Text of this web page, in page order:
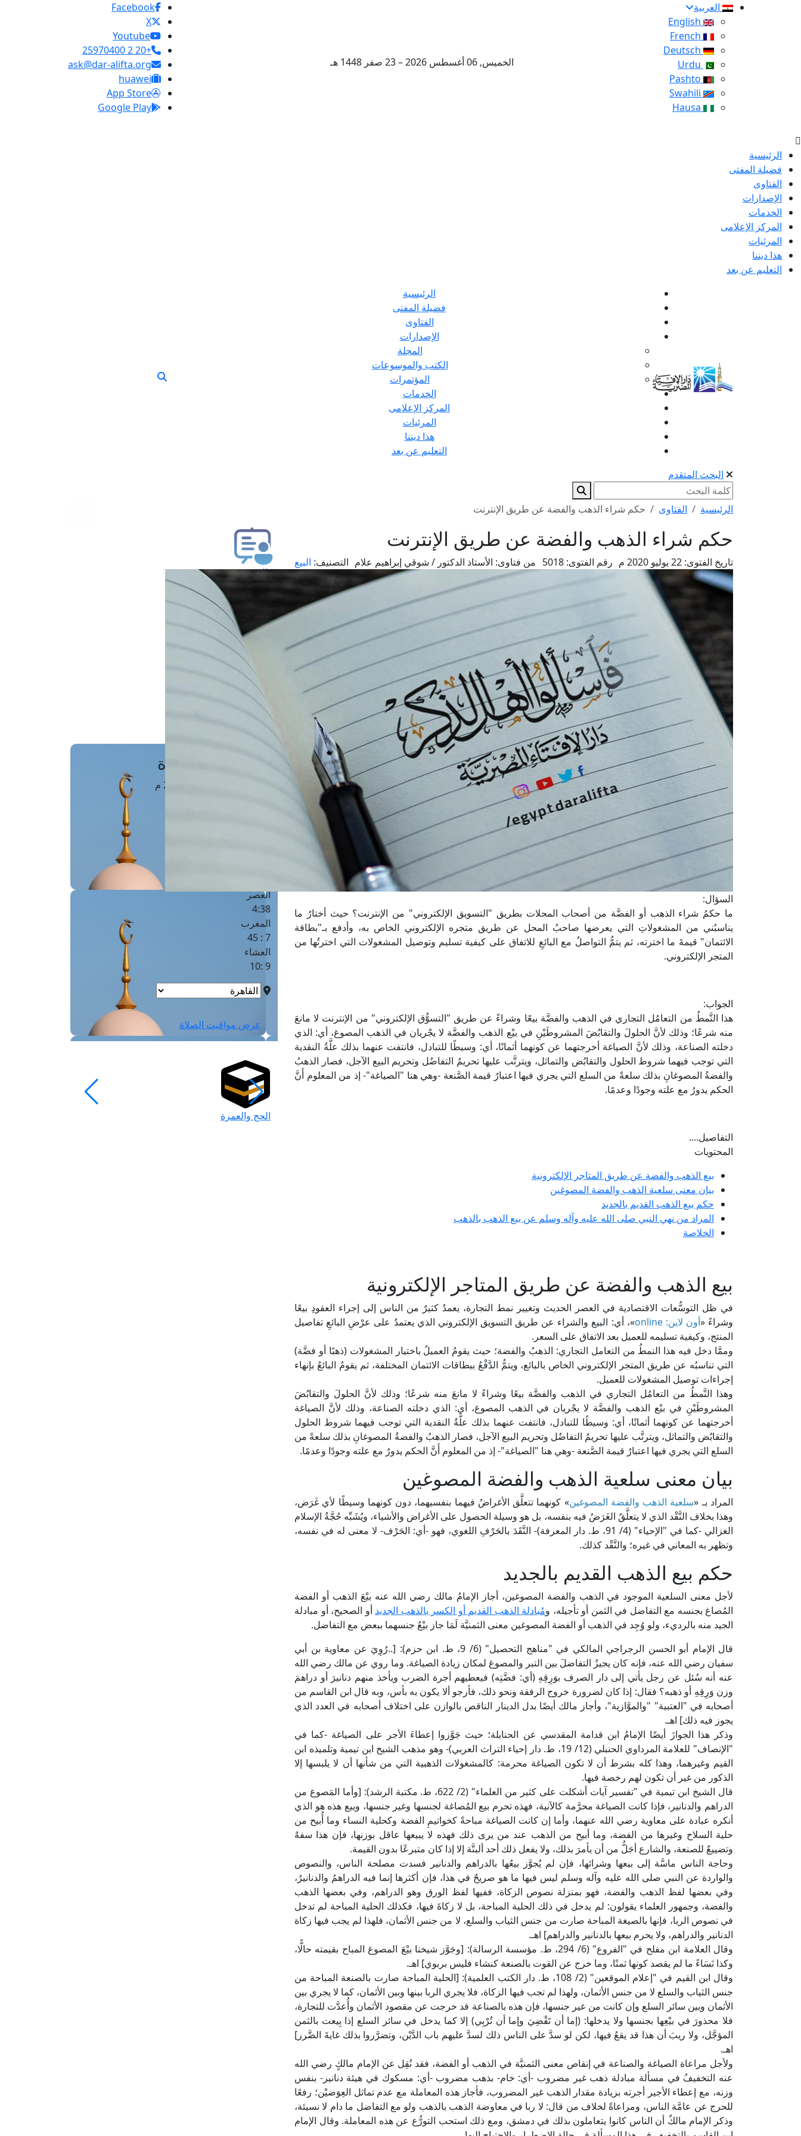
العربية
الخميس, 06 أغسطس 2026 – 23 صفر 1448 هـ
Facebook
X
Youtube
+20 2 25970400
ask@dar-alifta.org
huawei
App Store
Google Play
الرئيسية
فضيلة المفتى
الفتاوى
الإصدارات
الخدمات
المركز الإعلامى
المرئيات
هذا ديننا
التعليم عن بعد
الرئيسية
فضيلة المفتى
الفتاوى
الإصدارات
المجلة
الكتب والموسوعات
المؤتمرات
الخدمات
المركز الإعلامى
المرئيات
هذا ديننا
التعليم عن بعد
البحث المتقدم
الرئيسية الفتاوى حكم شراء الذهب والفضة عن طريق الإنترنت
حكم شراء الذهب والفضة عن طريق الإنترنت
تاريخ الفتوى: رقم الفتوى: 5018 من فتاوى: الأستاذ الدكتور / شوقي إبراهيم علام التصنيف: البيع
السؤال:
ما حكمُ شراء الذهب أو الفضَّة من أصحاب المحلات بطريق "التسويق الإلكتروني" من الإنترنت؟ حيث أختارُ ما
يناسبُني من المشغولاتِ التي يعرضها صاحبُ المحل عن طريق متجره الإلكتروني الخاص به، وأدفع بـ"بطاقة
الائتمان" قيمةَ ما اخترته، ثم يتمُّ التواصلُ مع البائعِ للاتفاق على كيفية تسليم وتوصيل المشغولات التي اخترتُها من
المتجر الإلكتروني.
الجواب:
هذا النَّمطُ من التعامُل التجاري في الذهب والفضَّة بيعًا وشراءً عن طريق "التسوُّق الإلكتروني" من الإنترنت لا مانعَ
منه شرعًا؛ وذلك لأنَّ الحلولَ والتقابُضَ المشروطَيْنِ في بيْع الذهب والفضَّة لا يجْريان في الذهب المصوغ، أي: الذي
دخلته الصناعة، وذلك لأنَّ الصياغة أخرجتهما عن كونهما أثمانًا، أي: وسيطًا للتبادل، فانتفت عنهما بذلك علَّةُ النقدية
التي توجب فيهما شروط الحلول والتقابُض والتماثل، ويترتَّب عليها تحريمُ التفاضُل وتحريم البيع الآجل، فصار الذهبُ
والفضةُ المصوغانِ بذلك سلعةً من السلع التي يجري فيها اعتبارُ قيمة الصَّنعة -وهي هنا "الصياغة"- إذ من المعلوم أَنَّ
الحكم يدورُ مع علته وجودًا وعدمًا.
التفاصيل....
المحتويات
بيع الذهب والفضة عن طريق المتاجر الإلكترونية
بيان معنى سلعية الذهب والفضة المصوغين
حكم بيع الذهب القديم بالجديد
المراد من نهي النبي صلى الله عليه وآله وسلم عن بيع الذهب بالذهب
الخلاصة
بيع الذهب والفضة عن طريق المتاجر الإلكترونية
في ظل التوسُّعات الاقتصادية في العصر الحديث وتغيير نمط التجارة، يعمدُ كثيرٌ من الناس إلى إجراء العقودِ بيعًا
وشراءً «أون لاين: online
»، أي: البيع والشراء عن طريق التسويق الإلكتروني الذي يعتمدُ على عرْضِ البائعِ تفاصيل
المنتج، وكيفية تسليمه للعميل بعد الاتفاق على السعر.
وممَّا دخل فيه هذا النمطُ من التعامل التجاري: الذهبُ والفضة؛ حيث يقومُ العميلُ باختيار المشغولات (ذهبًا أو فضَّة)
التي تناسبُه عن طريق المتجر الإلكتروني الخاص بالبائع، ويتمُّ الدَّفْعُ ببطاقات الائتمان المختلفة، ثم يقومُ البائعُ بإنهاء
إجراءات توصيل المشغولات للعميل.
وهذا النَّمطُ من التعامُل التجاري في الذهب والفضَّة بيعًا وشراءً لا مانعَ منه شرعًا؛ وذلك لأنَّ الحلولَ والتقابُضَ
المشروطَيْنِ في بيْع الذهب والفضَّة لا يجْريان في الذهب المصوغ، أي: الذي دخلته الصناعة، وذلك لأنَّ الصياغة
أخرجتهما عن كونهما أثمانًا، أي: وسيطًا للتبادل، فانتفت عنهما بذلك علَّةُ النقدية التي توجب فيهما شروط الحلول
والتقابُض والتماثل، ويترتَّب عليها تحريمُ التفاضُل وتحريم البيع الآجل، فصار الذهبُ والفضةُ المصوغانِ بذلك سلعةً من
السلع التي يجري فيها اعتبارُ قيمة الصَّنعة -وهي هنا "الصياغة"- إذ من المعلوم أَنَّ الحكم يدورُ مع علته وجودًا وعدمًا.
بيان معنى سلعية الذهب والفضة المصوغين
المراد بـ «سلعية الذهب والفضة المصوغين» كونهما تتعلَّق الأغراضُ فيهما بنفسيهما، دون كونهما وسيطًا لأي غَرَض،
وهذا بخلاف النَّقْد الذي لا يتعلَّقُ الغَرَضُ فيه بنفسه، بل هو وسيلة الحصول على الأغراض والأشياء، ويُشَبِّه حُجَّةُ الإسلام
الغزالي -كما في "الإحياء" (4/ 91، ط. دار المعرفة)- النَّقَدَ بالحَرْفِ اللغوي، فهو -أي: الحَرْف- لا معنى له في نفسه،
وتظهر به المعاني في غيره؛ والنَّقْد كذلك.
حكم بيع الذهب القديم بالجديد
لأجل معنى السلعية الموجود في الذهب والفضة المصوغين، أجاز الإمامُ مالك رضي الله عنه بيْعَ الذهب أو الفضة
المُصاغ بجنسه مع التفاضل في الثمن أو تأجيله، ومُبادلة الذهب القديم أو الكسر بالذهب الجديد أو الصحيح، أو مبادلة
الجيد منه بالرديء، ولو وُجِد في الذهب أو الفضة المصوغين معنى الثمنيَّة لَمَا جاز بيْعُ جنسهما ببعض مع التفاضل.
قال الإمام أبو الحسن الرجراجي المالكي في "مناهج التحصيل" (6/ 9، ط. ابن حزم): [..رُوِيَ عن معاوية بن أبي
سفيان رضي الله عنه، فإنه كان يجيزُ التفاضلَ بين التبر والمصوغ لمكان زيادة الصياغة. وما روي عن مالك رضي الله
عنه أنه سُئل عن رجل يأتي إلى دار الصرف بوَرِقِهِ (أي: فضَّتِه) فيعطيهم أجرة الضرب ويأخذ منهم دنانيرَ أو دراهمَ
وزن وَرِقِهِ أو ذهبه؟ فقال: إذا كان لضرورة خروج الرفقة ونحو ذلك، فأرجو ألا يكون به بأس، وبه قال ابن القاسم من
أصحابه في "العتبية" "والموَّازية"، وأجاز مالك أيضًا بدل الدينار الناقص بالوازن على اختلاف أصحابه في العدد الذي
يجوز فيه ذلك] اهـ.
وذكر هذا الجوازَ أيضًا الإمامُ ابن قدامة المقدسي عن الحنابلة؛ حيث جَوَّزوا إعطاءَ الأجر على الصياغة -كما في
"الإنصاف" للعلامة المرداوي الحنبلي (12/ 19، ط. دار إحياء التراث العربي)- وهو مذهب الشيخ ابن تيمية وتلميذه ابن
القيم وغيرهما، وهذا كله بشرط أن لا تكون الصياغة محرمة: كالمشغولات الذهبية التي من شأنها أن لا يلبسها إلا
الذكور من غير أن تكون لهم رخصة فيها.
قال الشيخ ابن تيمية في "تفسير آيات أشكلت على كثير من العلماء" (2/ 622، ط. مكتبة الرشد): [وأما المَصوغ من
الدراهم والدنانير، فإذا كانت الصياغة محرَّمة كالآنية، فهذه تحرم بيع المُصاغة لجنسها وغير جنسها، وبيع هذه هو الذي
أنكره عبادة على معاوية رضي الله عنهما، وأما إن كانت الصياغة مباحةً كخواتيمِ الفضة وكحلية النساء وما أُبيح من
حلية السلاح وغيرها من الفضة، وما أبيح من الذهب عند من يرى ذلك فهذه لا يبيعها عاقل بوزنها، فإن هذا سفهٌ
وتضييعٌ للصنعة، والشارع أجَلُّ من أن يأمرَ بذلك، ولا يفعل ذلك أحد ألبتَّة إلا إذا كان متبرعًا بدون القيمة.
وحاجة الناس ماسَّة إلى بيعها وشرائها، فإن لم يُجوَّز بيعُها بالدراهم والدنانير فسدت مصلحة الناس، والنصوص
والواردة عن النبي صلى الله عليه وآله وسلم ليس فيها ما هو صريحٌ في هذا، فإن أكثرها إنما فيه الدراهمُ والدنانيرُ،
وفي بعضها لفظ الذهب والفضة، فهو بمنزلة نصوص الزكاة، ففيها لفظ الورق وهو الدراهم، وفي بعضها الذهب
والفضة، وجمهور العلماء يقولون: لم يدخل في ذلك الحلية المباحة، بل لا زكاةَ فيها، فكذلك الحلية المباحة لم تدخل
في نصوص الربا، فإنها بالصيغة المباحة صارت من جنس الثياب والسلع، لا من جنس الأثمان، فلهذا لم يجب فيها زكاة
الدنانير والدراهم، ولا يحرم بيعها بالدنانير والدراهم] اهـ.
وقال العلامة ابن مفلح في "الفروع" (6/ 294، ط. مؤسسة الرسالة): [وجَوَّز شيخنا بيْعَ المصوغ المباح بقيمته حالًّا،
وكذا نَسَاءً ما لم يقصد كونها ثمنًا، وما خرج عن القوت بالصنعة كنشاء فليس بربوي] اهـ.
وقال ابن القيم في "إعلام الموقعين" (2/ 108، ط. دار الكتب العلمية): [الحلية المباحة صارت بالصنعة المباحة من
جنس الثياب والسلع لا من جنس الأثمان، ولهذا لم تجب فيها الزكاة، فلا يجري الربا بينها وبين الأثمان، كما لا يجري بين
الأثمان وبين سائر السلع وإن كانت من غير جنسها، فإن هذه بالصناعة قد خرجت عن مقصود الأثمان وأُعدَّت للتجارة،
فلا محذورَ في بيْعِها بجنسها ولا يدخلها: (إما أن تَقْضِيَ وإما أن تُرْبِي) إلا كما يدخل في سائر السلع إذا بِيعت بالثمن
المؤجَّل، ولا ريبَ أن هذا قد يقعُ فيها، لكن لو سدَّ على الناس ذلك لسدَّ عليهم باب الدَّيْن، وتضرَّروا بذلك غايةَ الضَّرر]
اهـ.
ولأجل مراعاة الصياغة والصناعة في إنقاص معنى الثمنيَّة في الذهب أو الفضة، فقد نُقِل عن الإمام مالكٍ رضي الله
عنه التخفيفُ في مسألة مبادلة ذهب غير مضروب -أي: خام- بذهب مضروب -أي: مسكوك في هيئة دنانير- بنفس
وزنه، مع إعطاء الأجير أجرته بزيادة مقدار الذهب غير المضروب، فأجاز هذه المعاملة مع عدم تماثل العِوَضيْن؛ رفعًا
للحرج عن عامَّة الناس، ومراعاةً لخلاف من قال: لا ربا في معاوضة الذهب بالذهب ولو مع التفاضل ما دام لا نسيئة،
وذكر الإمام مالكٌ أن الناس كانوا يتعاملون بذلك في دمشق، ومع ذلك استحب التورُّع عن هذه المعاملة. وقال الإمام
طلب فتوى
استعلام عن فتوى
حجز موعد
مَواقِيتُ الصَّـــلاة
العصر
4:38
المغرب
7 : 45
العشاء
9 :10
عرض مواقيت الصلاة
الحج والعمرة